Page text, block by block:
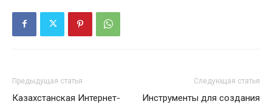
Предыдущая статья
Казахстанская Интернет-
Следующая статья
Инструменты для создания